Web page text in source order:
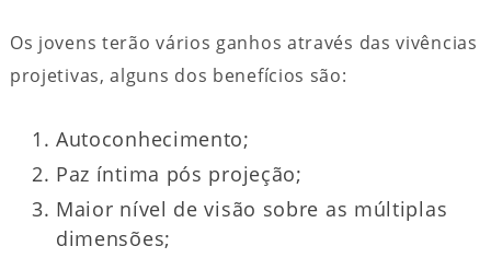
Os jovens terão vários ganhos através das vivências
projetivas, alguns dos benefícios são:
Autoconhecimento;
Paz íntima pós projeção;
Maior nível de visão sobre as múltiplas
dimensões;